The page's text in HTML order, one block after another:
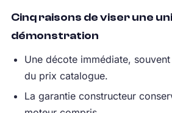
Cinq raisons de viser une
démonstration
Une décote immédiate,
du prix catalogue.
La garantie constructeur